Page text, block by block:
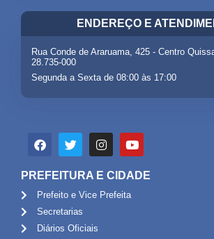
ENDEREÇO E
Rua Conde de Araruama, 425 - Centro
28.735-000
Segunda a Sexta de 08:00 às 17:00
PREFEITURA E CIDADE
Prefeito e Vice Prefeita
Secretarias
Diários Oficiais